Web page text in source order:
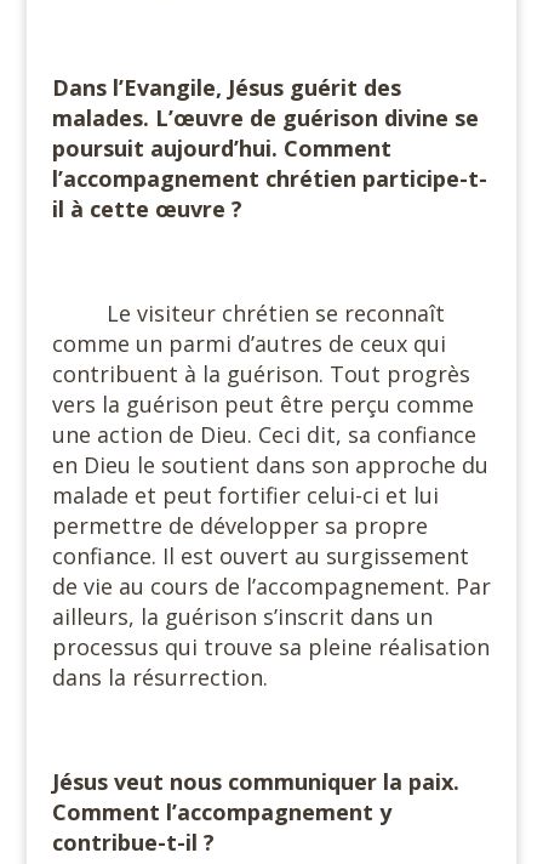
Dans l’Evangile, Jésus guérit des
malades. L’œuvre de guérison divine se
poursuit aujourd’hui. Comment
l’accompagnement chrétien participe-t-
il à cette œuvre ?
Le visiteur chrétien se reconnaît
comme un parmi d’autres de ceux qui
contribuent à la guérison. Tout progrès
vers la guérison peut être perçu comme
une action de Dieu. Ceci dit, sa confiance
en Dieu le soutient dans son approche du
malade et peut fortifier celui-ci et lui
permettre de développer sa propre
confiance. Il est ouvert au surgissement
de vie au cours de l’accompagnement. Par
ailleurs, la guérison s’inscrit dans un
processus qui trouve sa pleine réalisation
dans la résurrection.
Jésus veut nous communiquer la paix.
Comment l’accompagnement y
contribue-t-il ?